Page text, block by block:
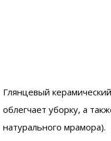
Глянцевый
облегчает уборку, а
натурального мрамора).